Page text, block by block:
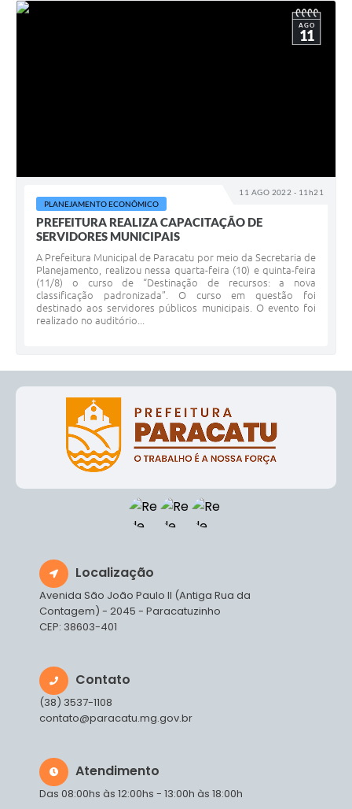
11 AGO 2022 - 11h21
AGO
11
PLANEJAMENTO ECONÔMICO
PREFEITURA REALIZA CAPACITAÇÃO DE
SERVIDORES MUNICIPAIS
A Prefeitura Municipal de Paracatu por meio da Secretaria de
Planejamento, realizou nessa quarta-feira (10) e quinta-feira
(11/8) o curso de “Destinação de recursos: a nova
classificação padronizada”. O curso em questão foi
destinado aos servidores públicos municipais. O evento foi
realizado no auditório...
Localização
Avenida São João Paulo II (Antiga Rua da
Contagem) - 2045 - Paracatuzinho
CEP: 38603-401
Contato
(38) 3537-1108
contato@paracatu.mg.gov.br
Atendimento
Das 08:00hs às 12:00hs - 13:00h às 18:00h